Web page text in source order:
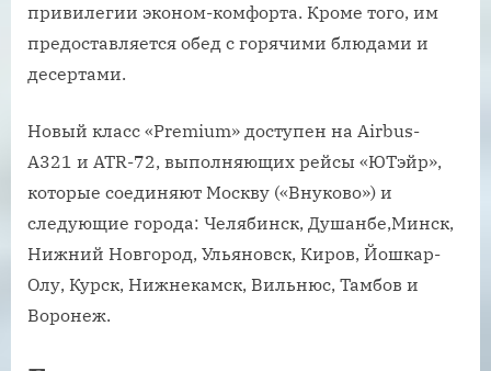
привилегии эконом-комфорта. Кроме того, им
предоставляется обед с горячими блюдами и
десертами.
Новый класс «Premium» доступен на Аirbus-
А321 и ATR-72, выполняющих рейсы «ЮТэйр»,
которые соединяют Москву («Внуково») и
следующие города: Челябинск, Душанбе,Минск,
Нижний Новгород, Ульяновск, Киров, Йошкар-
Олу, Курск, Нижнекамск, Вильнюс, Тамбов и
Воронеж.